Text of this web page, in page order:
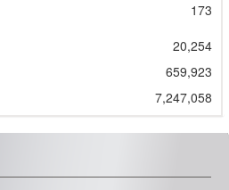
173
20,254
659,923
7,247,058